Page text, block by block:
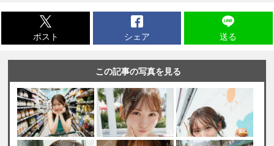
ポスト シェア 送る
この記事の写真を見る